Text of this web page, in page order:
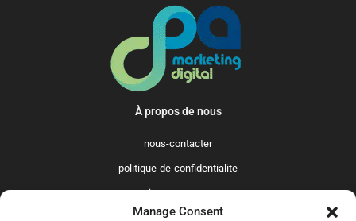
Manage Consent
À propos de nous
nous-contacter
politique-de-confidentialite
qui-sommes-nous